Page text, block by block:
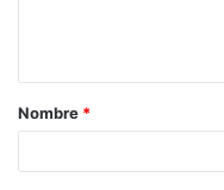
Nombre *